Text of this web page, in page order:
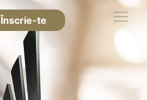
Înscrie-te